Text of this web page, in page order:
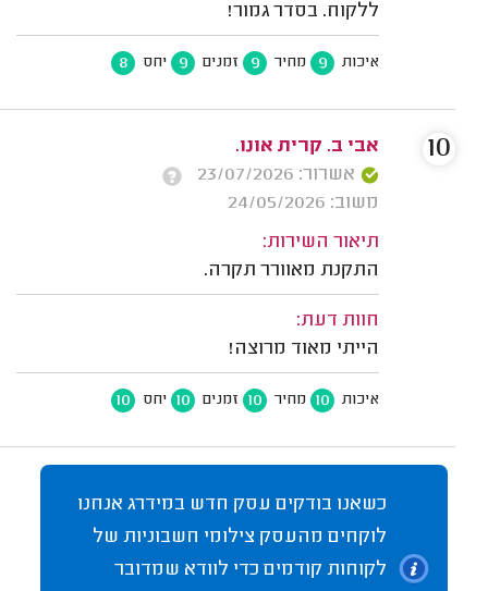
ללקוח. בסדר גמור!
איכות 9 מחיר 9 זמנים 9 יחס 8
אבי ב. קרית אונו.
אשרור: 23/07/2026
משוב: 24/05/2026
תיאור השירות:
התקנת מאוורר תקרה.
חוות דעת:
הייתי מאוד מרוצה!
איכות 10 מחיר 10 זמנים 10 יחס 10
10
כשאנו בודקים עסק חדש במידרג אנחנו
לוקחים מהעסק צילומי חשבוניות של
לקוחות קודמים כדי לוודא שמדובר